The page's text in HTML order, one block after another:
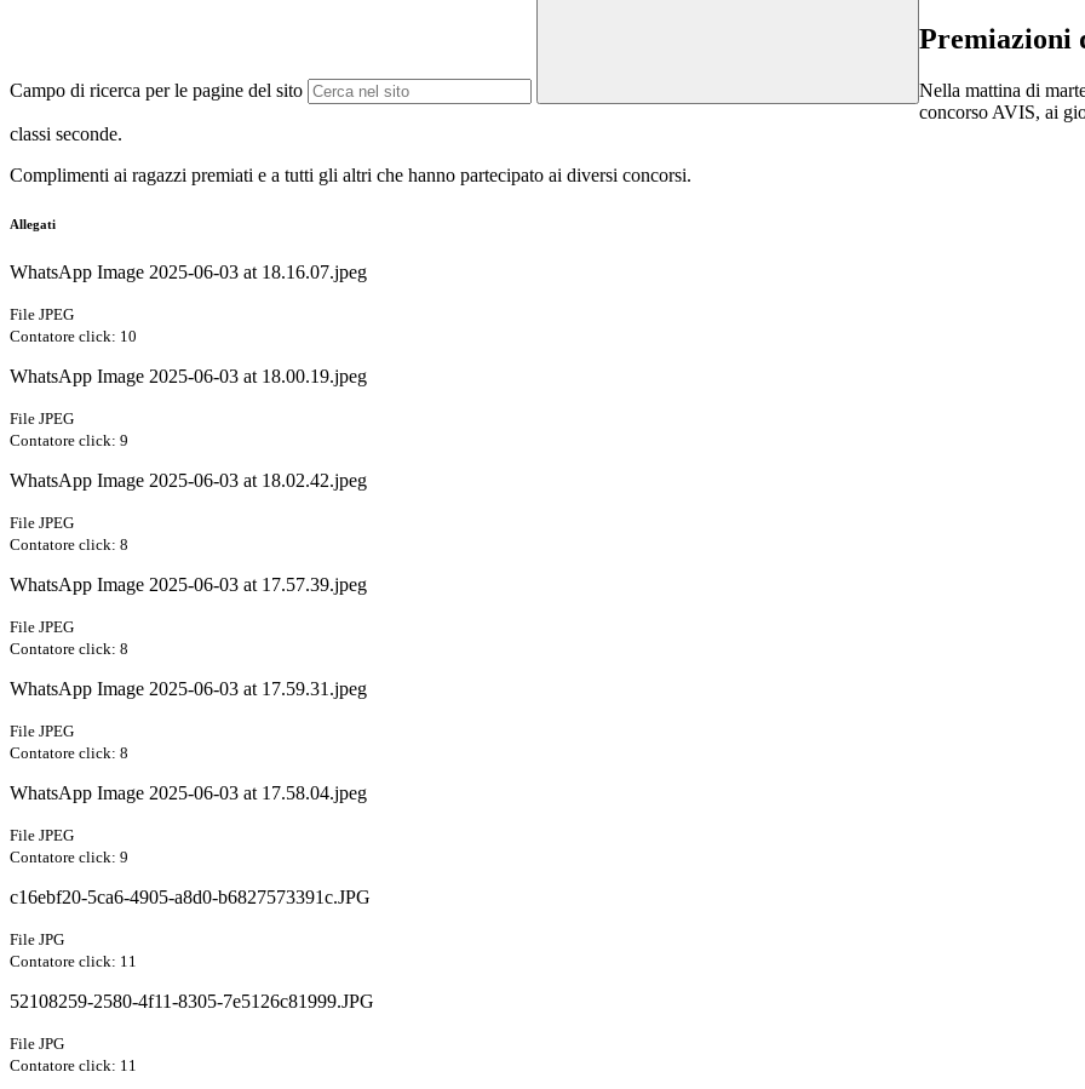
Campo di ricerca per le pagine del sito
Premiazioni
Nella mattina di
concorso AVIS, ai
classi seconde.
Complimenti ai ragazzi premiati e a tutti gli altri che hanno partecipato ai diversi concorsi.
Allegati
WhatsApp Image 2025-06-03 at 18.16.07.jpeg
File JPEG
Contatore click: 10
WhatsApp Image 2025-06-03 at 18.00.19.jpeg
File JPEG
Contatore click: 9
WhatsApp Image 2025-06-03 at 18.02.42.jpeg
File JPEG
Contatore click: 8
WhatsApp Image 2025-06-03 at 17.57.39.jpeg
File JPEG
Contatore click: 8
WhatsApp Image 2025-06-03 at 17.59.31.jpeg
File JPEG
Contatore click: 8
WhatsApp Image 2025-06-03 at 17.58.04.jpeg
File JPEG
Contatore click: 9
c16ebf20-5ca6-4905-a8d0-b6827573391c.JPG
File JPG
Contatore click: 11
52108259-2580-4f11-8305-7e5126c81999.JPG
File JPG
Contatore click: 11